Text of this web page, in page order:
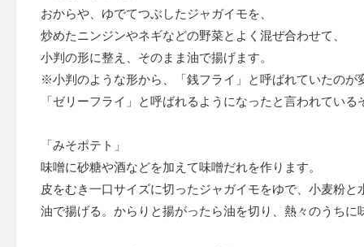
おからや、ゆでてつぶしたジャガイモを、
炒めたニンジンやネギなどの野菜とよく混ぜ合わせて、
小判の形に整え、そのまま油で揚げます。
※小判のような形から、「銭フライ」と呼ばれていたのが
「ゼリーフライ」と呼ばれるようになったと言われている
「みそポテト」
味噌に砂糖や酒などを加えて味噌だれを作ります。
皮をむき一口サイズに切ったジャガイモをゆで、小麦粉と
油で揚げる。からりと揚がったら油を切り、熱々のうちに